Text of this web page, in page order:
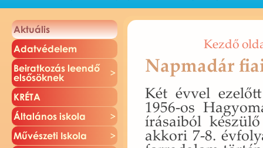
Ak­tu­á­lis
Adat­vé­de­lem
Be­irat­ko­zás le­en­dő
el­ső­sök­nek
KRÉTA
Ál­ta­lá­nos is­ko­la
Mű­vé­sze­ti Is­ko­la
Kezdő
Napmadár
Két évvel
1956-os
írá­sa­i­ból
ak­ko­ri 7-8.